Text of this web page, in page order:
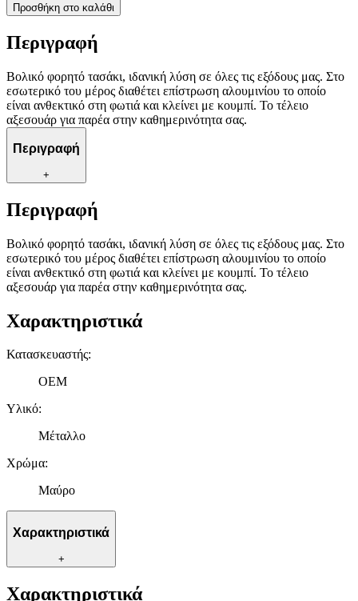
Προσθήκη στο καλάθι
Περιγραφή
Βολικό φορητό τασάκι, ιδανική λύση σε όλες τις εξόδους μας. Στο
εσωτερικό του μέρος διαθέτει επίστρωση αλουμινίου το οποίο
είναι ανθεκτικό στη φωτιά και κλείνει με κουμπί. Το τέλειο
αξεσουάρ για παρέα στην καθημερινότητα σας.
Περιγραφή
+
Περιγραφή
Βολικό φορητό τασάκι, ιδανική λύση σε όλες τις εξόδους μας. Στο
εσωτερικό του μέρος διαθέτει επίστρωση αλουμινίου το οποίο
είναι ανθεκτικό στη φωτιά και κλείνει με κουμπί. Το τέλειο
αξεσουάρ για παρέα στην καθημερινότητα σας.
Χαρακτηριστικά
Κατασκευαστής:
OEM
Υλικό:
Μέταλλο
Χρώμα:
Μαύρο
Χαρακτηριστικά
+
Χαρακτηριστικά